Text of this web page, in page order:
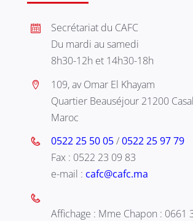
Secrétariat du CAFC
Du mardi au samedi
8h30-12h et 14h30-18h
109, av Omar El Khayam
Quartier Beauséjour 21200
Maroc
0522 25 50 05/0522 25 97 79
Fax : 0522 23 09 83
e-mail : cafc@cafc.ma
Affichage : Mme Chapon : 0661